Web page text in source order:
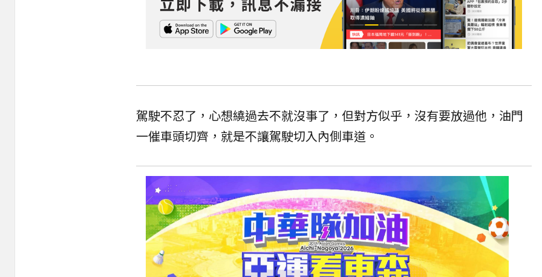
駕駛不忍了，心想繞過去不就沒事了，但對方似乎，沒有要放過他，油門
一催車頭切齊，就是不讓駕駛切入內側車道。